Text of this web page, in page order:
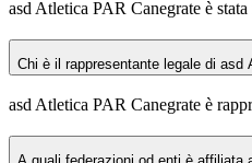
asd Atletica PAR Canegrate è
Chi è il rappresentante legale di asd
asd Atletica PAR Canegrate è